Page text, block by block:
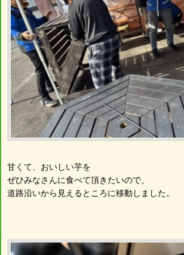
甘くて、おいしい芋を
ぜひみなさんに食べて頂きたいので、
道路沿いから見えるところに移動しました。